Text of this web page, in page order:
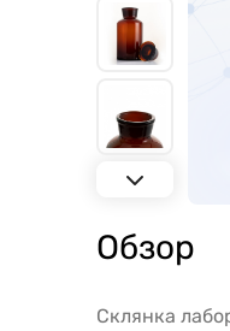
Обзор
Склянка